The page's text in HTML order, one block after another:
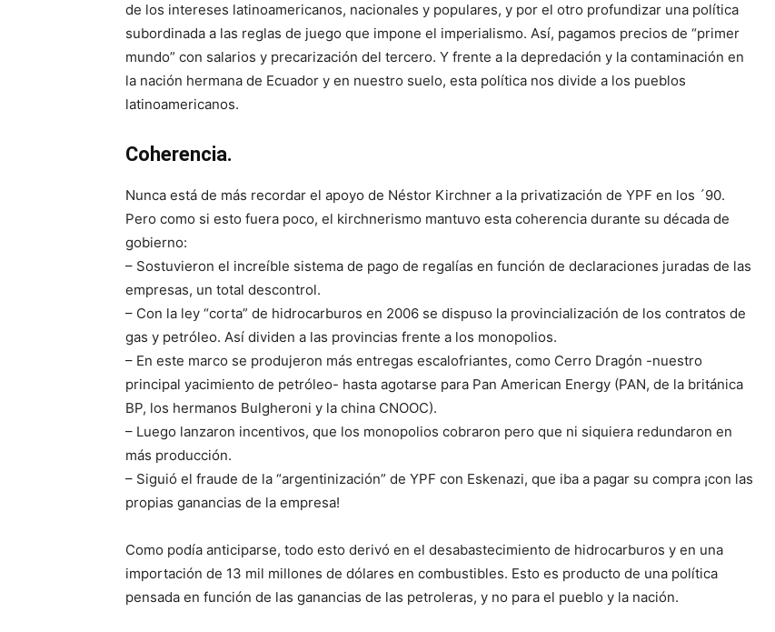
de los intereses latinoamericanos, nacionales y populares, y por el otro profundizar una política
subordinada a las reglas de juego que impone el imperialismo. Así, pagamos precios de “primer
mundo” con salarios y precarización del tercero. Y frente a la depredación y la contaminación en
la nación hermana de Ecuador y en nuestro suelo, esta política nos divide a los pueblos
latinoamericanos.
Coherencia.
Nunca está de más recordar el apoyo de Néstor Kirchner a la privatización de YPF en los ´90.
Pero como si esto fuera poco, el kirchnerismo mantuvo esta coherencia durante su década de
gobierno:
– Sostuvieron el increíble sistema de pago de regalías en función de declaraciones juradas de las
empresas, un total descontrol.
– Con la ley “corta” de hidrocarburos en 2006 se dispuso la provincialización de los contratos de
gas y petróleo. Así dividen a las provincias frente a los monopolios.
– En este marco se produjeron más entregas escalofriantes, como Cerro Dragón -nuestro
principal yacimiento de petróleo- hasta agotarse para Pan American Energy (PAN, de la británica
BP, los hermanos Bulgheroni y la china CNOOC).
– Luego lanzaron incentivos, que los monopolios cobraron pero que ni siquiera redundaron en
más producción.
– Siguió el fraude de la “argentinización” de YPF con Eskenazi, que iba a pagar su compra ¡con las
propias ganancias de la empresa!
Como podía anticiparse, todo esto derivó en el desabastecimiento de hidrocarburos y en una
importación de 13 mil millones de dólares en combustibles. Esto es producto de una política
pensada en función de las ganancias de las petroleras, y no para el pueblo y la nación.